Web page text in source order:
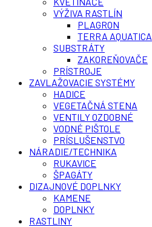
VÝŽIVA RASTLÍN
PLAGRON
TERRA AQUATICA
SUBSTRÁTY
ZAKOREŇOVAČE
PRÍSTROJE
ZAVLAŽOVACIE SYSTÉMY
HADICE
VEGETAČNÁ STENA
VENTILY OZDOBNÉ
VODNÉ PIŠTOLE
PRÍSLUŠENSTVO
NÁRADIE/TECHNIKA
RUKAVICE
ŠPAGÁTY
DIZAJNOVÉ DOPLNKY
KAMENE
DOPLNKY
RASTLINY